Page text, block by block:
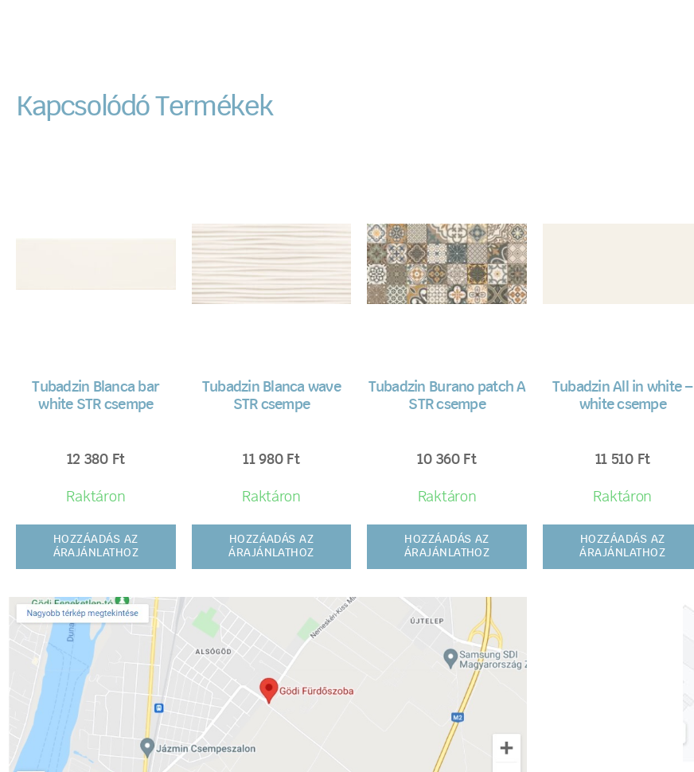
Kapcsolódó Termékek
Tubadzin Blanca bar
white STR csempe
12 380 Ft
Raktáron
HOZZÁADÁS AZ
ÁRAJÁNLATHOZ
Tubadzin Blanca wave
STR csempe
11 980 Ft
Raktáron
HOZZÁADÁS AZ
ÁRAJÁNLATHOZ
Tubadzin Burano patch A
STR csempe
10 360 Ft
Raktáron
HOZZÁADÁS AZ
ÁRAJÁNLATHOZ
Tubadzin All in white –
white csempe
11 510 Ft
Raktáron
HOZZÁADÁS AZ
ÁRAJÁNLATHOZ